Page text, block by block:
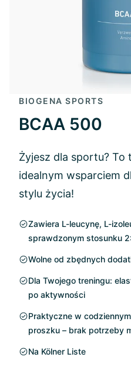
BIOGENA SPORTS
BCAA 500
Żyjesz dla sportu? To
idealnym wsparciem
stylu życia!
Zawiera L-leucynę, L-
sprawdzonym stosunku
Wolne od zbędnych
Dla Twojego treningu:
po aktywności
Praktyczne w
proszku – brak potrzeby
Na Kölner Liste